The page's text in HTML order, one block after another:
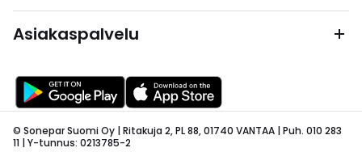
Asiakaspalvelu
© Sonepar Suomi Oy | Ritakuja 2, PL 88, 01740 VANTAA | Puh. 010 283
11 | Y-tunnus: 0213785-2